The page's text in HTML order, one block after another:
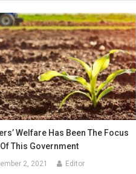
Welfare Has Been The Focus
This Government
2, 2021 Editor